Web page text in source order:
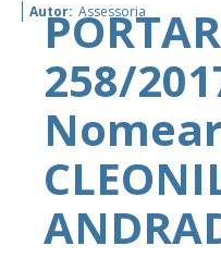
Autor: Assessoria
258/